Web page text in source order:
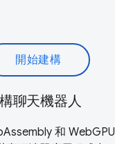
開始建構
聊天機器人
和